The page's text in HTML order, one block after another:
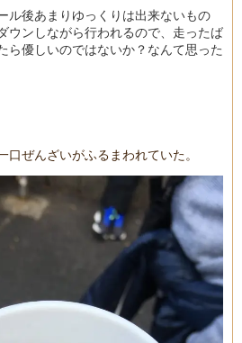
ル後あまりゆっくりは出来ないもの
ウンしながら行われるので、走ったば
ら優しいのではないか？なんて思った
ぜんざいがふるまわれていた。